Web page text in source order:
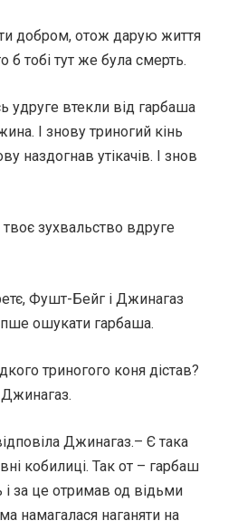
добром, отож дарую життя
б тобі тут же була смерть.
удруге втекли від гарбаша
І знову триногий кінь
наздогнав утікачів. І знов
твоє зухвальство вдруге
Фушт-Бейг і Джинагаз
ошукати гарбаша.
триногого коня дістав?
Джинагаз.– Є така
кобилиці. Так от – гарбаш
і за це отримав од відьми
намагалася наганяти на